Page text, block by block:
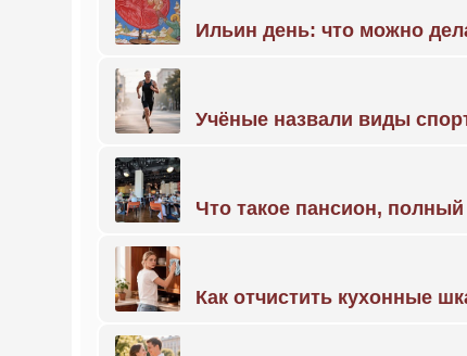
Ильин день: что можно
Учёные назвали виды
Что такое пансион,
Как отчистить кухонные